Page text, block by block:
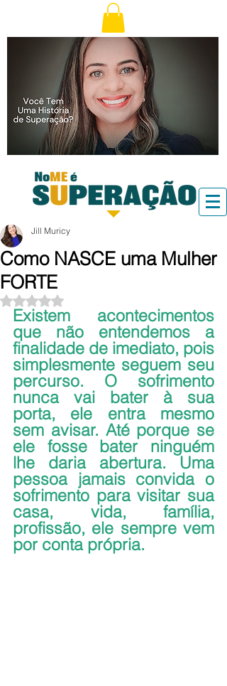
Como NASCE uma Mulher
FORTE
Jill Muricy
Avaliado com NaN de 5 estrelas.
Existem acontecimentos
que não entendemos a
finalidade de imediato, pois
simplesmente seguem seu
percurso. O sofrimento
nunca vai bater à sua
porta, ele entra mesmo
sem avisar. Até porque se
ele fosse bater ninguém
lhe daria abertura. Uma
pessoa jamais convida o
sofrimento para visitar sua
casa, vida, família,
profissão, ele sempre vem
por conta própria.